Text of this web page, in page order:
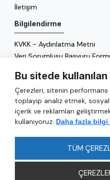
İletişim
Bilgilendirme
KVKK - Aydınlatma Metni
Veri Sorumlusu Başvuru
Enerji Politikası
Genel
Hizmetler
Bu sitede
Çerezleri, sitenin performans
toplayıp analiz etmek,
içerik ve reklamları
kullanıyoruz. Daha fazla
TÜM